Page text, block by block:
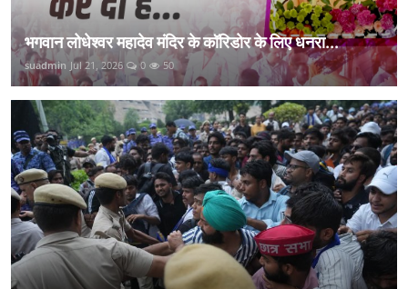
भगवान लोधेश्वर महादेव मंदिर के कॉरिडोर के लिए धनरा...
suadmin Jul 21, 2026 0 50